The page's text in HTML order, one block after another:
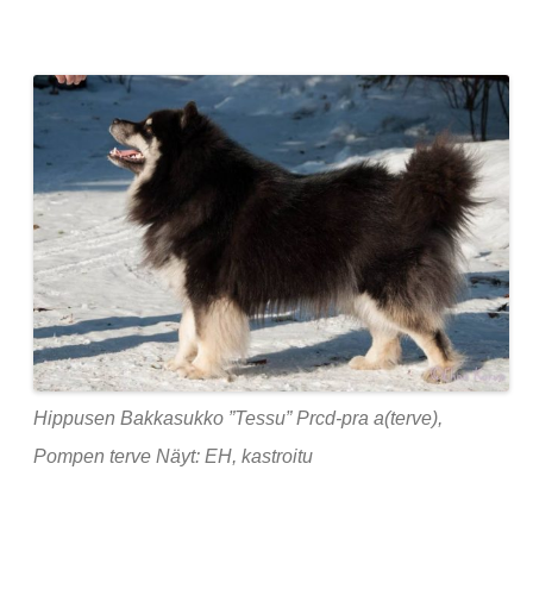
Hippusen Bakkasukko ”Tessu” Prcd-pra a(terve),
Pompen terve Näyt: EH, kastroitu